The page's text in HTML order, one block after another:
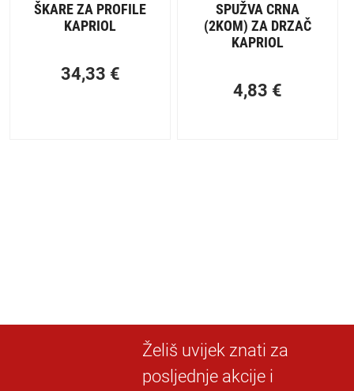
ŠKARE ZA PROFILE
KAPRIOL
34,33 €
SPUŽVA CRNA
(2KOM) ZA DRZAČ
KAPRIOL
4,83 €
Želiš uvijek znati za
posljednje akcije i